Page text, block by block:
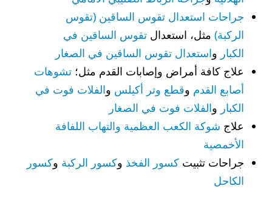
جراحات استعدال تقوس الساقين (تقوس
الركبة) مثل، استعدال تقوس الساقين في
الكبار واستعدال تقوس الساقين في الصغار
علاج كافة أمراض وإصابات القدم مثل؛تشوهات
أصابع القدم وقطع وتر أكيلس والفلات فوت في
الكبار والفلات فوت في الصغار
علاج شوكة الكعب العظمية والتهاب اللفافة
الأخمصية
جراحات تثبيت كسور الفخذ وكسور الركبة وكسور
الكاحل